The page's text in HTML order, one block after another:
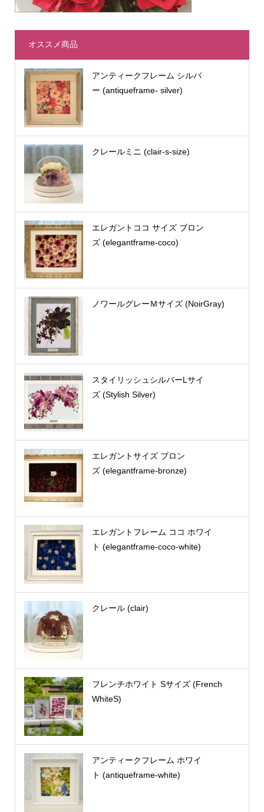
オススメ商品
アンティークフレーム シルバ
ー (antiqueframe- silver)
クレールミニ (clair-s-size)
エレガントココ サイズ ブロン
ズ (elegantframe-coco)
ノワールグレーＭサイズ (NoirGray)
スタイリッシュシルバーLサイ
ズ (Stylish Silver)
エレガントサイズ ブロン
ズ (elegantframe-bronze)
エレガントフレーム ココ ホワイ
ト (elegantframe-coco-white)
クレール (clair)
フレンチホワイト Sサイズ (French
WhiteS)
アンティークフレーム ホワイ
ト (antiqueframe-white)